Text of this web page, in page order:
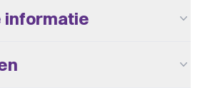
informatie